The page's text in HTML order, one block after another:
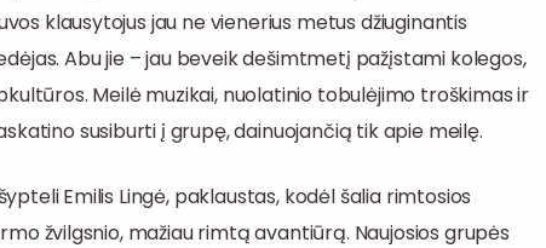
klausytojus jau ne vienerius metus džiuginantis
Abu jie – jau beveik dešimtmetį pažįstami kolegos,
Meilė muzikai, nuolatinio tobulėjimo troškimas ir
susiburti į grupę, dainuojančią tik apie meilę.
Emilis Lingė, paklaustas, kodėl šalia rimtosios
žvilgsnio, mažiau rimtą avantiūrą. Naujosios grupės